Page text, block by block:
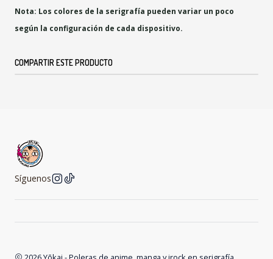
Nota: Los colores de la serigrafía pueden variar un poco
según la configuración de cada dispositivo.
COMPARTIR ESTE PRODUCTO
Síguenos